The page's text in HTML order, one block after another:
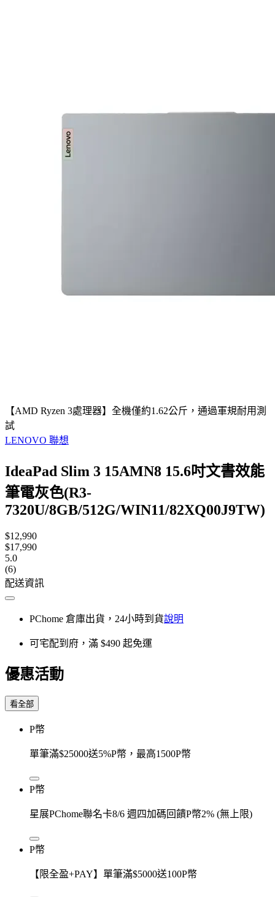
【AMD Ryzen 3處理器】全機僅約1.62公斤，通過軍規耐用測
試
LENOVO 聯想
IdeaPad Slim 3 15AMN8 15.6吋文書效能
筆電灰色(R3-
7320U/8GB/512G/WIN11/82XQ00J9TW)
$12,990
$17,990
5.0
(6)
配送資訊
PChome 倉庫出貨，24小時到貨說明
可宅配到府，滿 $490 起免運
優惠活動
看全部
P幣
單筆滿$25000送5%P幣，最高1500P幣
P幣
星展PChome聯名卡8/6 週四加碼回饋P幣2% (無上限)
P幣
【限全盈+PAY】單筆滿$5000送100P幣